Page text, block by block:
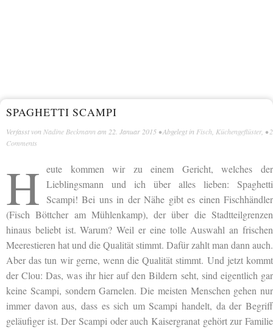
SPAGHETTI SCAMPI
Verfasst von Nadine Beckmann am 22. Januar 2015 • Abgelegt in Fisch Küchengeflüster, •2
Comments
H eute kommen wir zu einem Gericht, welches der
Lieblingsmann und ich über alles lieben: Spaghetti
Scampi! Bei uns in der Nähe gibt es einen Fischhändler
(Fisch Böttcher am Mühlenkamp), der über die Stadtteilgrenzen
hinaus beliebt ist. Warum? Weil er eine tolle Auswahl an frischen
Meerestieren hat und die Qualität stimmt. Dafür zahlt man dann auch.
Aber das tun wir gerne, wenn die Qualität stimmt. Und jetzt kommt
der Clou: Das, was ihr hier auf den Bildern seht, sind eigentlich gar
keine Scampi, sondern Garnelen. Die meisten Menschen gehen nur
immer davon aus, dass es sich um Scampi handelt, da der Begriff
geläufiger ist. Der Scampi oder auch Kaisergranat gehört zur Familie